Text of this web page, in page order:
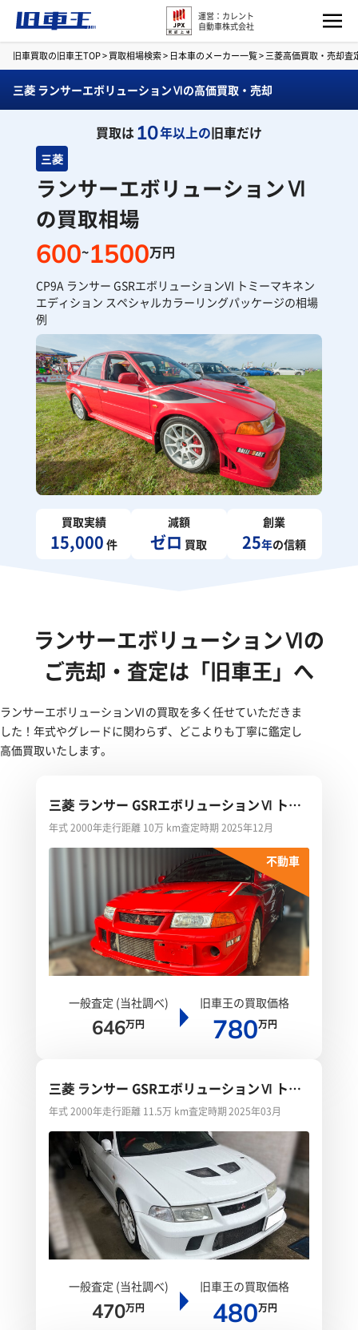
運営：カレント
自動車株式会社
旧車買取の旧車王TOP>買取相場検索> 日本車のメーカー一覧>三菱高価買取・売却査
三菱 ランサーエボリューションⅥの高価買取・売却
買取は10年以上の旧車だけ
三菱
ランサーエボリューションⅥ
の買取相場
600~1500万円
CP9A ランサー GSRエボリューションVI トミーマキネン
エディション スペシャルカラーリングパッケージの相場
例
買取実績
15,000 件
減額
ゼロ 買取
創業
25年の信頼
ランサーエボリューションⅥの
ご売却・査定は「旧車王」へ
ランサーエボリューションⅥの買取を多く任せていただきま
した！年式やグレードに関わらず、どこよりも丁寧に鑑定し
高価買取いたします。
三菱 ランサー GSRエボリューションⅥ トミ
ーマキネンエディション
年式 2000年走行距離 10万 km査定時期 2025年12月
不動車
一般査定 (当社調べ)
646万円
旧車王の買取価格
780万円
三菱 ランサー GSRエボリューションⅥ トミ
ーマキネンエディション
年式 2000年走行距離 11.5万 km査定時期 2025年03月
一般査定 (当社調べ)
470万円
旧車王の買取価格
480万円